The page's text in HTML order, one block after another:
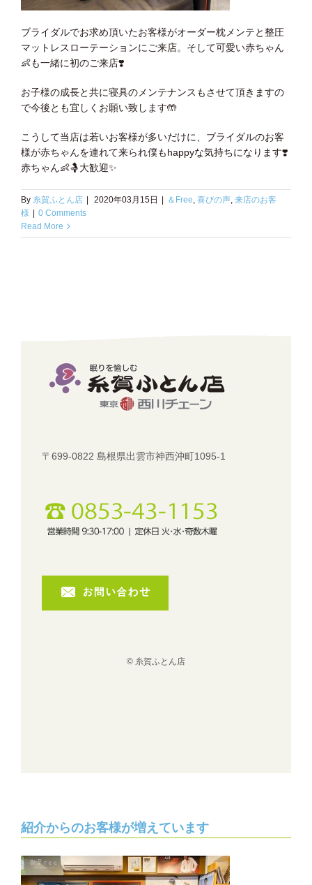
ブライダルでお求め頂いたお客様がオーダー枕メンテと整圧
マットレスローテーションにご来店。そして可愛い赤ちゃん
👶も一緒に初のご来店❣️
お子様の成長と共に寝具のメンテナンスもさせて頂きますの
で今後とも宜しくお願い致します🤲
こうして当店は若いお客様が多いだけに、ブライダルのお客
様が赤ちゃんを連れて来られ僕もhappyな気持ちになります❣️
赤ちゃん👶🤱大歓迎✨
By 糸賀ふとん店 2020年03月15日 ＆Free, 喜びの声, 来店のお客
様
0 Comments
Read More
〒699-0822 島根県出雲市神西沖町1095-1
© 糸賀ふとん店
紹介からのお客様が増えています